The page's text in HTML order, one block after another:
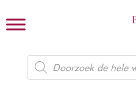
Producten
zoeken